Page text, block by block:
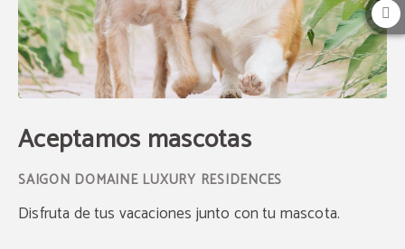
Aceptamos mascotas
Disfruta de tus vacaciones junto con tu mascota.